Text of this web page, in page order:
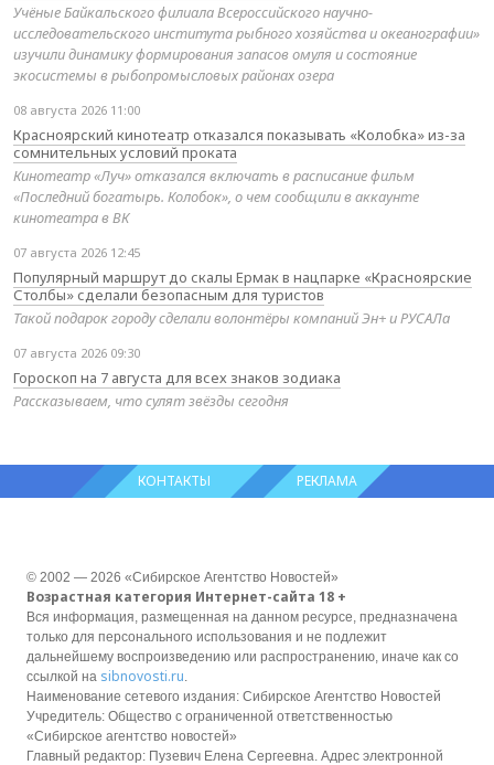
Учёные Байкальского филиала Всероссийского научно-
исследовательского института рыбного хозяйства и океанографии»
изучили динамику формирования запасов омуля и состояние
экосистемы в рыбопромысловых районах озера
08 августа 2026 11:00
Красноярский кинотеатр отказался показывать «Колобка» из-за
сомнительных условий проката
Кинотеатр «Луч» отказался включать в расписание фильм
«Последний богатырь. Колобок», о чем сообщили в аккаунте
кинотеатра в ВК
07 августа 2026 12:45
Популярный маршрут до скалы Ермак в нацпарке «Красноярские
Столбы» сделали безопасным для туристов
Такой подарок городу сделали волонтёры компаний Эн+ и РУСАЛа
07 августа 2026 09:30
Гороскоп на 7 августа для всех знаков зодиака
Рассказываем, что сулят звёзды сегодня
КОНТАКТЫ РЕКЛАМА
© 2002 — 2026 «Сибирское Агентство Новостей»
Возрастная категория Интернет-сайта 18 +
Вся информация, размещенная на данном ресурсе, предназначена
только для персонального использования и не подлежит
дальнейшему воспроизведению или распространению, иначе как со
ссылкой на sibnovosti.ru
Наименование сетевого издания: Сибирское Агентство Новостей
Учредитель: Общество с ограниченной ответственностью
«Сибирское агентство новостей»
Главный редактор: Пузевич Елена Сергеевна. Адрес электронной